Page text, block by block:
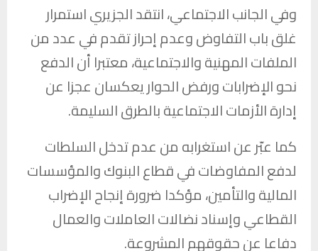
وفي الجانب الاجتماعي، انتقد الجزيري استمرار
غلق باب التفاوض وعدم إحراز تقدم في عدد من
الملفات المهنية والاجتماعية، معتبرا أن الدفع
نحو الإضرابات ورفض الحوار يعكسان عجزا عن
إدارة الأزمات الاجتماعية بالطرق السليمة.
كما عبّر عن استغرابه من عدم تدخل السلطات
لدفع المفاوضات في قطاع البنوك والمؤسسات
المالية والتأمين، مؤكدا ضرورة إنجاح الإضراب
القطاعي وإسناد نضالات العاملات والعمال
دفاعا عن حقوقهم المشروعة.